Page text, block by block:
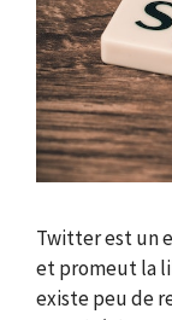
Twitter est un
et promeut la
existe peu de